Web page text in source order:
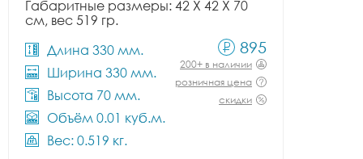
Габаритные размеры: 42 X 42 X 70
см, вес 519 гр.
Длина 330 мм.
Ширина 330 мм.
Высота 70 мм.
Объём 0.01 куб.м.
Вес: 0.519 кг.
895
200+ в наличии
розничная цена
скидки